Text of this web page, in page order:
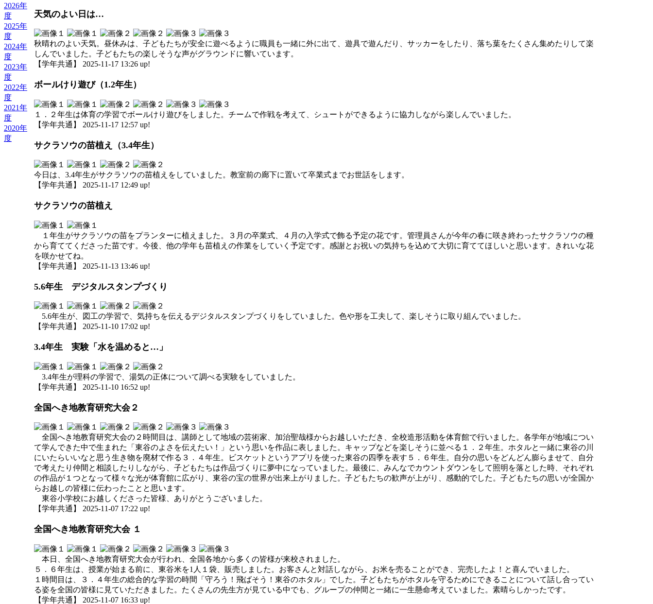
2026年
度
2025年
度
2024年
度
2023年
度
2022年
度
2021年
度
2020年
度
天気のよい日は…
秋晴れのよい天気。昼休みは、子どもたちが安全に遊べるように職員も一緒に外に出て、遊具で遊んだり、サッカーをしたり、落ち葉をたくさん集めたりして楽
しんでいました。子どもたちの楽しそうな声がグラウンドに響いています。
【学年共通】 2025-11-17 13:26 up!
ボールけり遊び（1.2年生）
１．２年生は体育の学習でボールけり遊びをしました。チームで作戦を考えて、シュートができるように協力しながら楽しんでいました。
【学年共通】 2025-11-17 12:57 up!
サクラソウの苗植え（3.4年生）
今日は、3.4年生がサクラソウの苗植えをしていました。教室前の廊下に置いて卒業式までお世話をします。
【学年共通】 2025-11-17 12:49 up!
サクラソウの苗植え
１年生がサクラソウの苗をプランターに植えました。３月の卒業式、４月の入学式で飾る予定の花です。管理員さんが今年の春に咲き終わったサクラソウの種
から育ててくださった苗です。今後、他の学年も苗植えの作業をしていく予定です。感謝とお祝いの気持ちを込めて大切に育ててほしいと思います。きれいな花
を咲かせてね。
【学年共通】 2025-11-13 13:46 up!
5.6年生 デジタルスタンプづくり
5.6年生が、図工の学習で、気持ちを伝えるデジタルスタンプづくりをしていました。色や形を工夫して、楽しそうに取り組んでいました。
【学年共通】 2025-11-10 17:02 up!
3.4年生 実験「水を温めると…」
3.4年生が理科の学習で、湯気の正体について調べる実験をしていました。
【学年共通】 2025-11-10 16:52 up!
全国へき地教育研究大会２
全国へき地教育研究大会の２時間目は、講師として地域の芸術家、加治聖哉様からお越しいただき、全校造形活動を体育館で行いました。各学年が地域につい
て学んできた中で生まれた「東谷のよさを伝えたい！」という思いを作品に表しました。キャップなどを楽しそうに並べる１．２年生。ホタルと一緒に東谷の川
にいたらいいなと思う生き物を廃材で作る３．４年生。ビスケットというアプリを使った東谷の四季を表す５．６年生。自分の思いをどんどん膨らませて、自分
で考えたり仲間と相談したりしながら、子どもたちは作品づくりに夢中になっていました。最後に、みんなでカウントダウンをして照明を落とした時、それぞれ
の作品が１つとなって様々な光が体育館に広がり、東谷の宝の世界が出来上がりました。子どもたちの歓声が上がり、感動的でした。子どもたちの思いが全国か
らお越しの皆様に伝わったことと思います。
東谷小学校にお越しくださった皆様、ありがとうございました。
【学年共通】 2025-11-07 17:22 up!
全国へき地教育研究大会 １
本日、全国へき地教育研究大会が行われ、全国各地から多くの皆様が来校されました。
５．６年生は、授業が始まる前に、東谷米を1人１袋、販売しました。お客さんと対話しながら、お米を売ることができ、完売したよ！と喜んでいました。
１時間目は、３．４年生の総合的な学習の時間「守ろう！飛ばそう！東谷のホタル」でした。子どもたちがホタルを守るためにできることについて話し合ってい
る姿を全国の皆様に見ていただきました。たくさんの先生方が見ている中でも、グループの仲間と一緒に一生懸命考えていました。素晴らしかったです。
【学年共通】 2025-11-07 16:33 up!